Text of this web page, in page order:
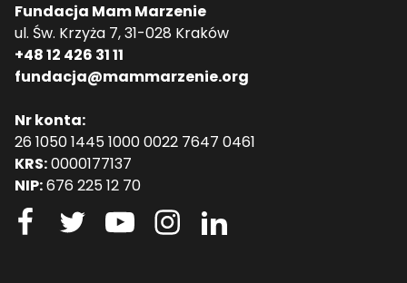
Fundacja Mam Marzenie
ul. Św. Krzyża 7, 31-028 Kraków
+48 12 426 31 11
fundacja@mammarzenie.org
Nr konta:
26 1050 1445 1000 0022 7647 0461
KRS:0000177137
NIP:676 225 12 70